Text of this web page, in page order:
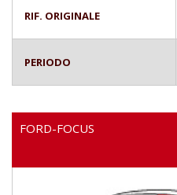
RIF. ORIGINALE
PERIODO
FORD-FOCUS